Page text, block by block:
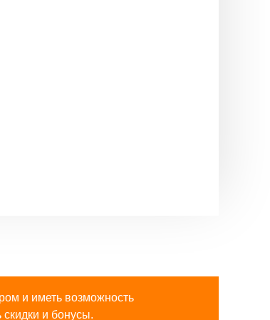
и иметь возможность
и бонусы.